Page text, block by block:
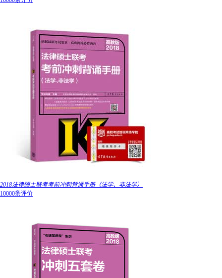
2018法律硕士联考考前冲刺背诵手册（法学、非法学）
10000条评价